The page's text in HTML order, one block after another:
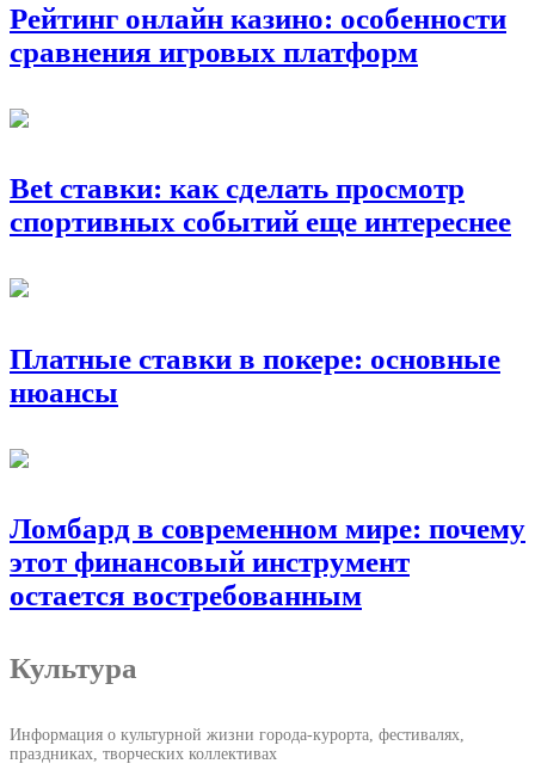
Рейтинг онлайн казино: особенности
сравнения игровых платформ
Bet ставки: как сделать просмотр
спортивных событий еще интереснее
Платные ставки в покере: основные
нюансы
Ломбард в современном мире: почему
этот финансовый инструмент
остается востребованным
Культура
Информация о культурной жизни города-курорта, фестивалях,
праздниках, творческих коллективах